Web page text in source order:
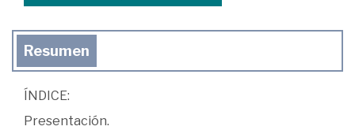
Resumen
ÍNDICE:
Presentación.